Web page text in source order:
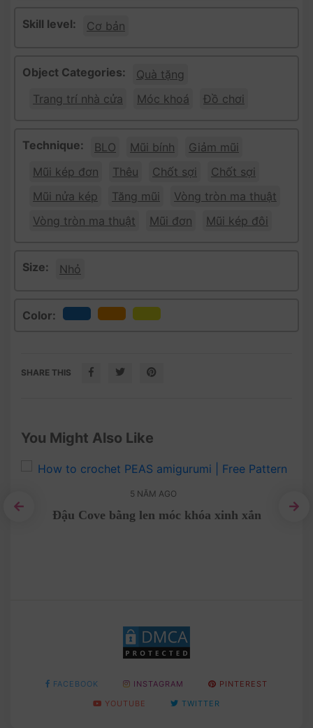
Skill level: Cơ bản
Object Categories:
Quà tặng
Trang trí nhà cửa
Móc khoá Đồ chơi
Technique: BLO Mũi bính
Giảm mũi
Mũi kép đơn
Thêu Chốt sợi
Chốt sợi
Mũi nửa kép
Tăng mũi
Vòng tròn ma thuật
Vòng tròn ma thuật
Mũi đơn Mũi kép đôi
Size: Nhỏ
Color:
SHARE THIS
You Might Also Like
5 NĂM AGO
Đậu Cove bằng len móc khóa xinh xắn
FACEBOOK INSTAGRAM
PINTEREST
YOUTUBE
TWITTER